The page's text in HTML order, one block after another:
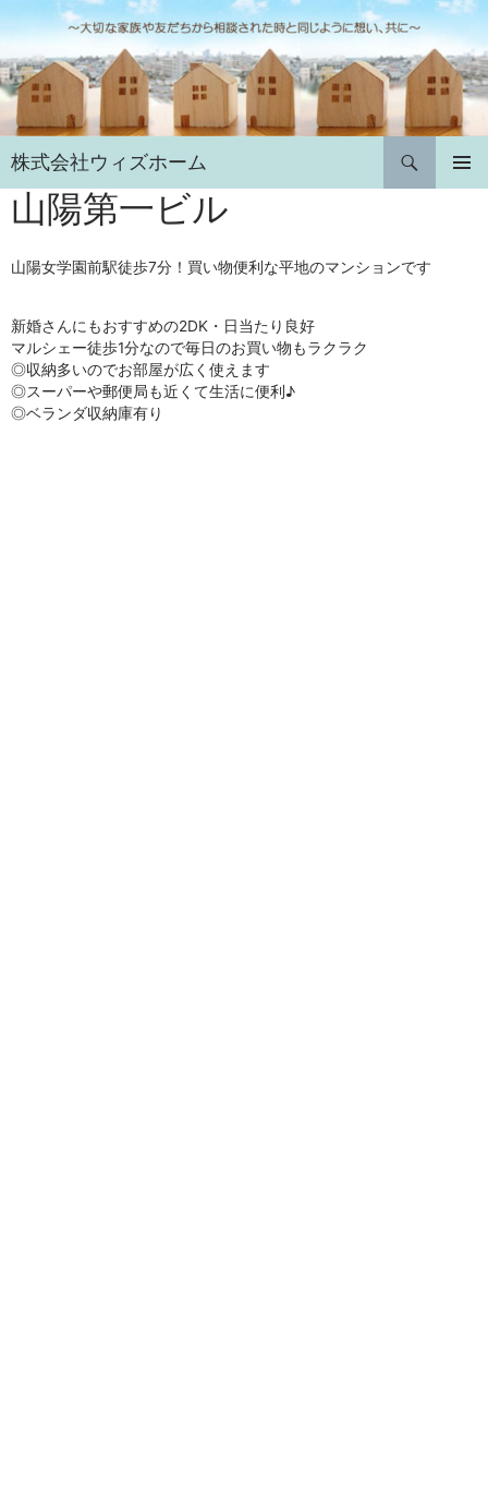
ン
テ
ン
ツ
へ
ス
キ
ッ
株式会社ウィズホーム
検
索
山陽第一ビル
山陽女学園前駅徒歩7分！買い物便利な平地のマンションです
新婚さんにもおすすめの2DK・日当たり良好
マルシェー徒歩1分なので毎日のお買い物もラクラク
◎収納多いのでお部屋が広く使えます
◎スーパーや郵便局も近くて生活に便利♪
◎ベランダ収納庫有り